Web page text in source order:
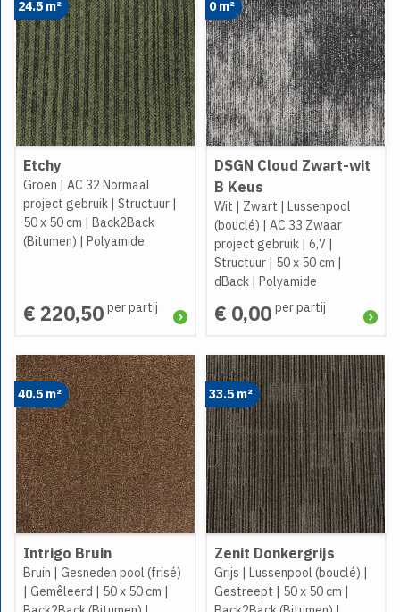
24.5 m²
Etchy
Groen | AC 32 Normaal
project gebruik | Structuur |
50 x 50 cm | Back2Back
(Bitumen) | Polyamide
€ 220,50 per partij
0 m²
DSGN Cloud Zwart-wit
B Keus
Wit | Zwart | Lussenpool
(bouclé) | AC 33 Zwaar
project gebruik| 6,7|
Structuur| 50 x 50 cm |
dBack| Polyamide
€ 0,00 per partij
40.5 m²
Intrigo Bruin
Bruin | Gesneden pool (frisé)
| Gemêleerd | 50 x 50 cm |
33.5 m²
Zenit Donkergrijs
Grijs | Lussenpool (bouclé) |
Gestreept | 50 x 50 cm |